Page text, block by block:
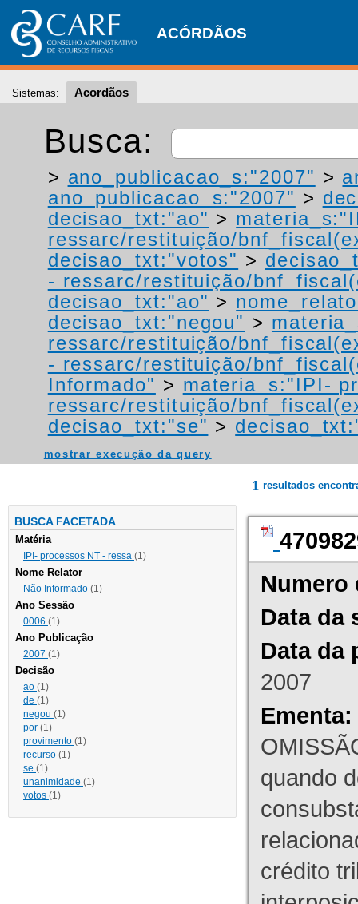
ACÓRDÃOS
Sistemas: Acordãos
Busca:
> ano_publicacao_s:"2007" >
ano_publicacao_s:"2007" >
decisao_txt:"ao" >
ressarc/restituição/
decisao_txt:"votos" >
- ressarc/restituição/
decisao_txt:"ao" >
decisao_txt:"negou" >
ressarc/restituição/
- ressarc/restituição/
Informado" > materia_s:"IPI-
ressarc/restituição/
decisao_txt:"se" >
mostrar execução da query
BUSCA FACETADA
Matéria
IPI- processos NT - ressa (1)
Nome Relator
Não Informado (1)
Ano Sessão
0006 (1)
Ano Publicação
2007 (1)
Decisão
ao (1)
de (1)
negou (1)
por (1)
provimento (1)
recurso (1)
se (1)
unanimidade (1)
votos (1)
1 resultados
Numero
Data da
Data da
2007
Ementa:
quando
crédito